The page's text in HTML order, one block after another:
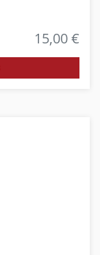
15,00 €